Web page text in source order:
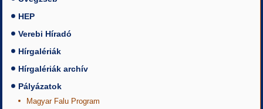
HEP
Verebi Híradó
Hírgalériák
Hírgalériák archív
Pályázatok
Magyar Falu Program